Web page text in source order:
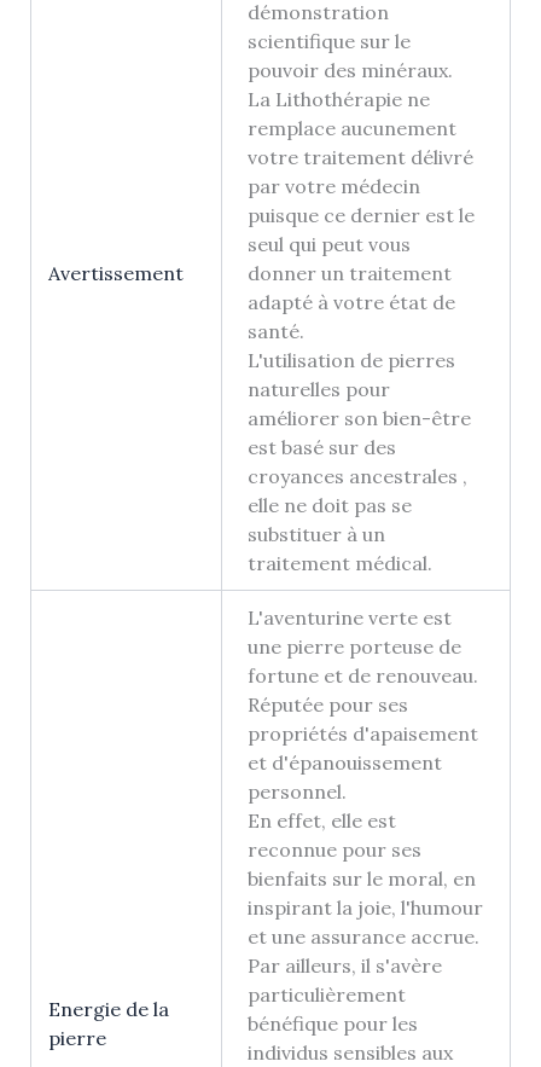
Avertissement
démonstration
scientifique sur le
pouvoir des minéraux.
La Lithothérapie ne
remplace aucunement
votre traitement délivré
par votre médecin
puisque ce dernier est le
seul qui peut vous
donner un traitement
adapté à votre état de
santé.
L'utilisation de pierres
naturelles pour
améliorer son bien-être
est basé sur des
croyances ancestrales ,
elle ne doit pas se
substituer à un
traitement médical.
Energie de la
pierre
L'aventurine verte est
une pierre porteuse de
fortune et de renouveau.
Réputée pour ses
propriétés d'apaisement
et d'épanouissement
personnel.
En effet, elle est
reconnue pour ses
bienfaits sur le moral, en
inspirant la joie, l'humour
et une assurance accrue.
Par ailleurs, il s'avère
particulièrement
bénéfique pour les
individus sensibles aux